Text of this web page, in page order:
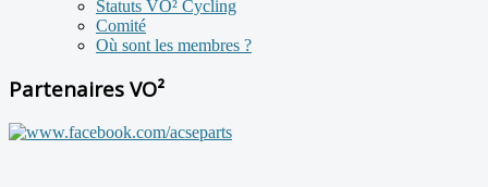
Statuts VO² Cycling
Comité
Où sont les membres ?
Partenaires VO²